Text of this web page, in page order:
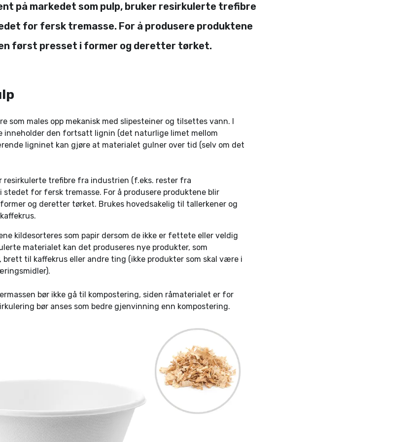
på markedet som pulp, bruker resirkulerte trefibre
for fersk tremasse. For å produsere produktene
først presset i former og deretter tørket.
som males opp mekanisk med slipesteiner og tilsettes vann. I
inneholder den fortsatt lignin (det naturlige limet mellom
ligninet kan gjøre at materialet gulner over tid (selv om det
resirkulerte trefibre fra industrien (f.eks. rester fra
stedet for fersk tremasse. For å produsere produktene blir
og deretter tørket. Brukes hovedsakelig til tallerkener og
kildesorteres som papir dersom de ikke er fettete eller veldig
materialet kan det produseres nye produkter, som
brett til kaffekrus eller andre ting (ikke produkter som skal være i
bør ikke gå til kompostering, siden råmaterialet er for
bør anses som bedre gjenvinning enn kompostering.